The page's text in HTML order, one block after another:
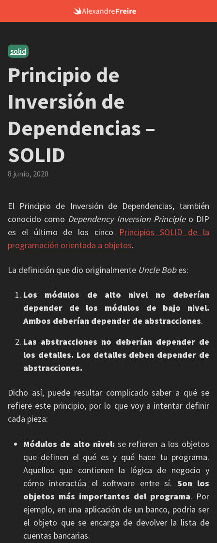
solid
Principio de
Inversión de
Dependencias –
SOLID
8 junio, 2020
El Principio de Inversión de Dependencias, también
conocido como Dependency Inversion Principleo DIP
es el último de los cinco
Principios SOLID de la
programación orientada a objetos.
La definición que dio originalmente Uncle Bobes:
Los módulos de alto nivel no deberían
depender de los módulos de bajo nivel.
Ambos deberían depender de abstracciones.
Las abstracciones no deberían depender de
los detalles. Los detalles deben depender de
abstracciones.
Dicho así, puede resultar complicado saber a qué se
refiere este principio, por lo que voy a intentar definir
cada pieza:
Módulos de alto nivel: se refieren a los objetos
que definen el qué es y qué hace tu programa.
Aquellos que contienen la lógica de negocio y
cómo interactúa el software entre sí. Son los
objetos más importantes del programa. Por
ejemplo, en una aplicación de un banco, podría ser
el objeto que se encarga de devolver la lista de
cuentas bancarias.